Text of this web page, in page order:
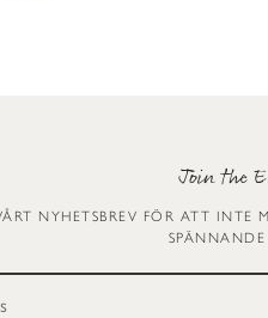
Join the
NYHETSBREV FÖR ATT